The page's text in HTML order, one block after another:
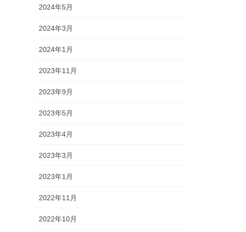
2024年5月
2024年3月
2024年1月
2023年11月
2023年9月
2023年5月
2023年4月
2023年3月
2023年1月
2022年11月
2022年10月